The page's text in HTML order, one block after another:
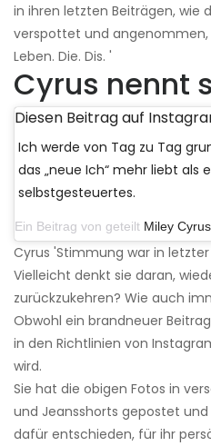
in ihren letzten Beiträgen, wie
verspottet und angenommen,
Leben. Die. Dis. '
Cyrus nennt
Diesen Beitrag auf
Ich werde von Tag zu Tag
das „neue Ich“ mehr liebt als
selbstgesteuertes.
Ein Beitrag von geteilt Miley Cyrus
Cyrus 'Stimmung war in
Vielleicht denkt sie daran,
zurückzukehren? Wie auch
Obwohl ein brandneuer
in den Richtlinien von
wird.
Sie hat die obigen Fotos in
und Jeansshorts gepostet
dafür entschieden, für ihr